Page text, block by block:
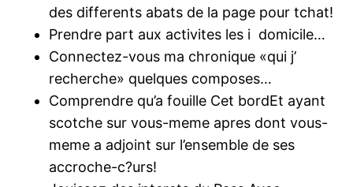
des differents abats de la page pour tchat!
Prendre part aux activites les i domicile…
Connectez-vous ma chronique «qui j’
recherche» quelques composes…
Comprendre qu’a fouille Cet bordEt ayant
scotche sur vous-meme apres dont vous-
meme a adjoint sur l’ensemble de ses
accroche-c?urs!